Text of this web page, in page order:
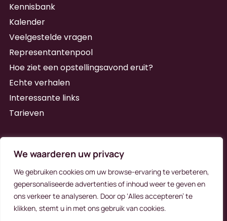
We waarderen uw privacy
We gebruiken cookies om uw browse-ervaring te verbeteren,
gepersonaliseerde advertenties of inhoud weer te geven en
ons verkeer te analyseren. Door op ‘Alles accepteren’ te
klikken, stemt u in met ons gebruik van cookies.
Kennisbank
Kalender
Veelgestelde vragen
Representantenpool
Hoe ziet een opstellingsavond eruit?
Echte verhalen
Interessante links
Tarieven
Schrijf me in